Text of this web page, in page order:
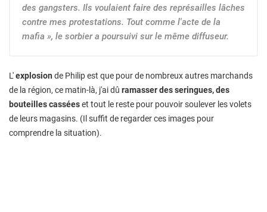
des gangsters. Ils voulaient faire des représailles lâches
contre mes protestations. Tout comme l'acte de la
mafia », le sorbier a poursuivi sur le même diffuseur.
L'explosion de Philip est que pour de nombreux autres marchands
de la région, ce matin-là, j'ai dû ramasser des seringues, des
bouteilles casséeset tout le reste pour pouvoir soulever les volets
de leurs magasins. (Il suffit de regarder ces images pour
comprendre la situation).